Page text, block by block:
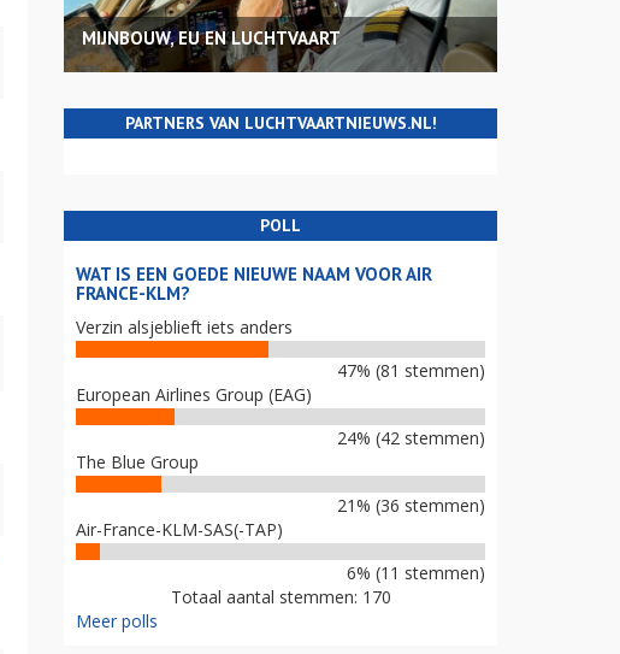
MIJNBOUW, EU EN LUCHTVAART
PARTNERS VAN LUCHTVAARTNIEUWS.NL!
POLL
WAT IS EEN GOEDE NIEUWE NAAM VOOR AIR
FRANCE-KLM?
Verzin alsjeblieft iets anders
47% (81 stemmen)
European Airlines Group (EAG)
24% (42 stemmen)
The Blue Group
21% (36 stemmen)
Air-France-KLM-SAS(-TAP)
6% (11 stemmen)
Totaal aantal stemmen: 170
Meer polls